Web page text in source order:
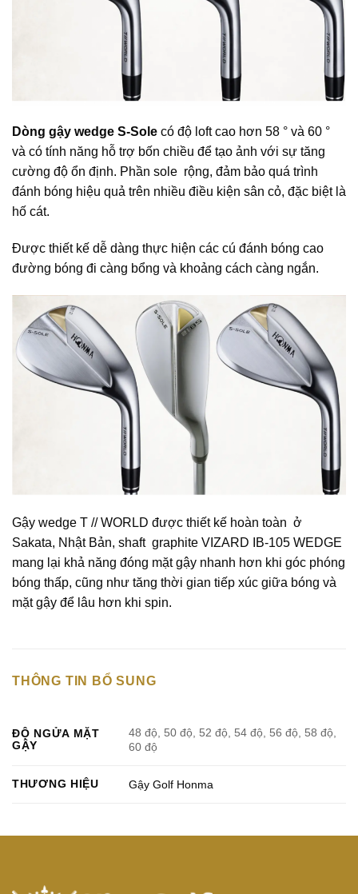
Dòng gậy wedge S-Sole có độ loft cao hơn 58 ° và 60 °
và có tính năng hỗ trợ bốn chiều để tạo ảnh với sự tăng
cường độ ổn định. Phần sole rộng, đảm bảo quá trình
đánh bóng hiệu quả trên nhiều điều kiện sân cỏ, đặc biệt là
hố cát.
Được thiết kế dễ dàng thực hiện các cú đánh bóng cao
đường bóng đi càng bổng và khoảng cách càng ngắn.
Gậy wedge T // WORLD được thiết kế hoàn toàn ở
Sakata, Nhật Bản, shaft graphite VIZARD IB-105 WEDGE
mang lại khả năng đóng mặt gậy nhanh hơn khi góc phóng
bóng thấp, cũng như tăng thời gian tiếp xúc giữa bóng và
mặt gậy để lâu hơn khi spin.
THÔNG TIN BỔ SUNG
ĐỘ NGỬA MẶT
GẬY
48 độ, 50 độ, 52 độ, 54 độ, 56 độ, 58 độ,
60 độ
THƯƠNG HIỆU Gậy Golf Honma